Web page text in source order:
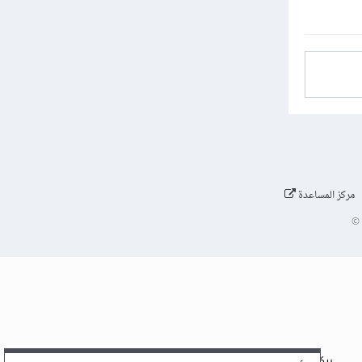
مركز المساعدة
©